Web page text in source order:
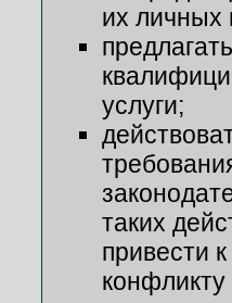
их личных
услуги;
таких
привести